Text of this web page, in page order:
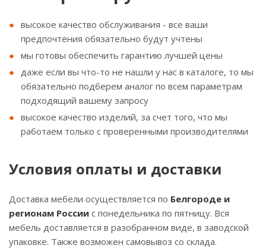
высокое качество обслуживания - все ваши
предпочтения обязательно будут учтены
мы готовы обеспечить гарантию лучшей цены
даже если вы что-то не нашли у нас в каталоге, то мы
обязательно подберем аналог по всем параметрам
подходящий вашему запросу
высокое качество изделий, за счет того, что мы
работаем только с проверенными производителями
Условия оплаты и доставки
Доставка мебели осуществляется по Белгороде и
регионам России с понедельника по пятницу. Вся
мебель доставляется в разобранном виде, в заводской
упаковке. Также возможен самовывоз со склада.